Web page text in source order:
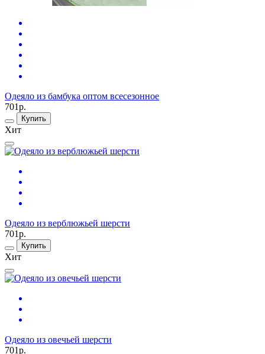
Одеяло из бамбука оптом всесезонное
701р.
Купить
Хит
Одеяло из верблюжьей шерсти
701р.
Купить
Хит
Одеяло из овечьей шерсти
701р.